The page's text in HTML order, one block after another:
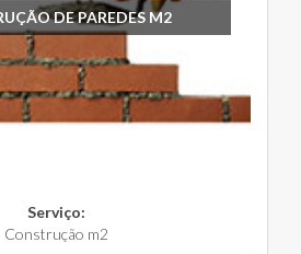
DE PAREDES M2
Serviço:
Construção m2